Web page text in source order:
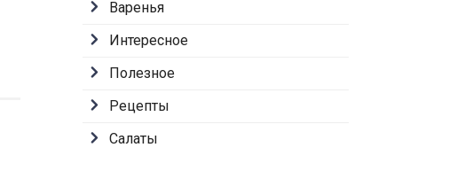
Варенья
Интересное
Полезное
Рецепты
Салаты